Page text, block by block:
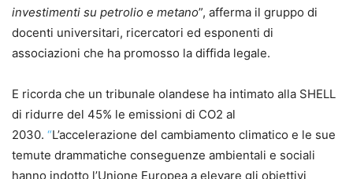
investimenti su petrolio e metano”, afferma il gruppo di
docenti universitari, ricercatori ed esponenti di
associazioni che ha promosso la diffida legale.
E ricorda che un tribunale olandese ha intimato alla SHELL
di ridurre del 45% le emissioni di CO2 al
2030. “L’accelerazione del cambiamento climatico e le sue
temute drammatiche conseguenze ambientali e sociali
hanno indotto l’Unione Europea a elevare gli obiettivi